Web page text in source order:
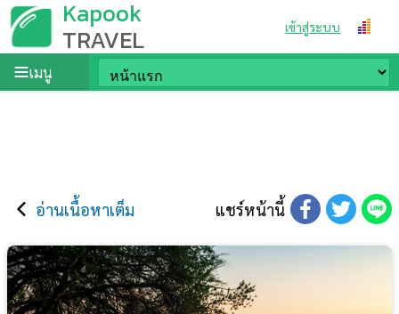
Kapook
TRAVEL เข้าสู่ระบบ
เมนู
อ่านเนื้อหาเต็ม แชร์หน้านี้